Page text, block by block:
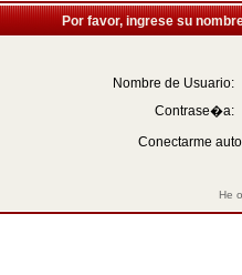
Por favor, ingrese su
Nombre de Usuario:
Contrase�a:
Conectarme
He